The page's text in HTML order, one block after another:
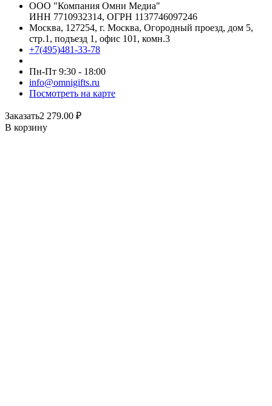
ООО "Компания Омни Медиа"
ИНН 7710932314, ОГРН 1137746097246
Москва, 127254, г. Москва, Огородный проезд, дом 5,
стр.1, подъезд 1, офис 101, комн.3
+7(495)481-33-78
Пн-Пт 9:30 - 18:00
info@omnigifts.ru
Посмотреть на карте
Заказать2 279.00 ₽
В корзину